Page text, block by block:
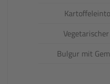
Bulgur mit